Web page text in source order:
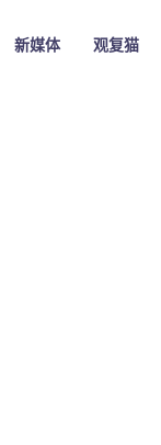
新媒体 观复猫